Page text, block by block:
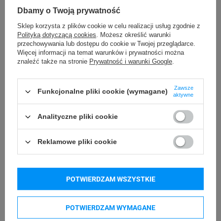
Możliwość
odklejenia
Wymiar etykiety Nie dotyczy
Ilość etykiet na
Ilość arkuszy
etykiet
5
Do drukarek Nie dotyczy
Podmiot
AVERY ZWECKFORM
Miesbacher Str. 5
Dbamy o Twoją prywatność
Sklep korzysta z plików cookie w celu realizacji usług zgodnie z
Polityką dotyczącą cookies. Możesz określić warunki
przechowywania lub dostępu do cookie w Twojej przeglądarce.
Więcej informacji na temat warunków i prywatności można
znaleźć także na stronie Prywatność i warunki Google.
Funkcjonalne pliki cookie (wymagane)
Zawsze
aktywne
Analityczne pliki cookie
Reklamowe pliki cookie
POTWIERDZAM WYMAGANE
POTWIERDZAM WSZYSTKIE